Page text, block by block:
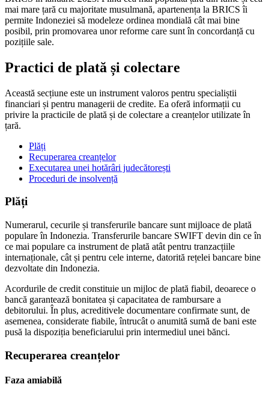
mai mare țară cu majoritate musulmană, apartenența la BRICS îi
permite Indoneziei să modeleze ordinea mondială cât mai bine
posibil, prin promovarea unor reforme care sunt în concordanță cu
pozițiile sale.
Practici de plată și colectare
Această secțiune este un instrument valoros pentru specialiștii
financiari și pentru managerii de credite. Ea oferă informații cu
privire la practicile de plată și de colectare a creanțelor utilizate în
țară.
Plăți
Recuperarea creanțelor
Executarea unei hotărâri judecătorești
Proceduri de insolvență
Plăți
Numerarul, cecurile și transferurile bancare sunt mijloace de plată
populare în Indonezia. Transferurile bancare SWIFT devin din ce în
ce mai populare ca instrument de plată atât pentru tranzacțiile
internaționale, cât și pentru cele interne, datorită rețelei bancare bine
dezvoltate din Indonezia.
Acordurile de credit constituie un mijloc de plată fiabil, deoarece o
bancă garantează bonitatea și capacitatea de rambursare a
debitorului. În plus, acreditivele documentare confirmate sunt, de
asemenea, considerate fiabile, întrucât o anumită sumă de bani este
pusă la dispoziția beneficiarului prin intermediul unei bănci.
Recuperarea creanțelor
Faza amiabilă